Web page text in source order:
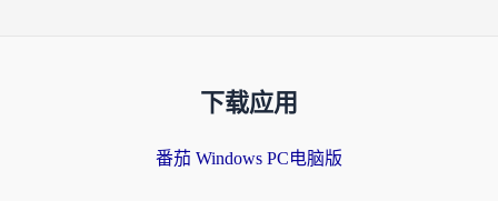
下载应用
番茄 Windows PC电脑版